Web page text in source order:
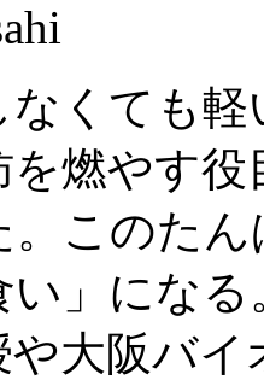
なくても
を燃やす
。このた
い」にな
や大阪バ